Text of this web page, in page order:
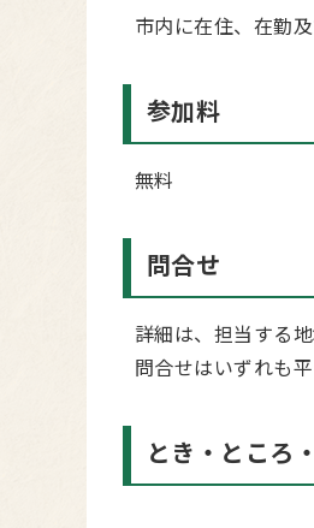
市内に在住、在勤
参加料
無料
問合せ
詳細は、担当する
問合せはいずれも
とき・ところ